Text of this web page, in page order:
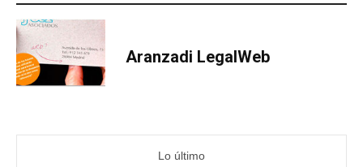
Aranzadi LegalWeb
Lo último